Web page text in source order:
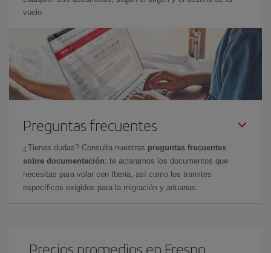
vuelo.
Preguntas frecuentes
¿Tienes dudas? Consulta nuestras preguntas frecuentes
sobre documentación: te aclaramos los documentos que
necesitas para volar con Iberia, así como los trámites
específicos exigidos para la migración y aduanas.
Precios promedios en Fresno